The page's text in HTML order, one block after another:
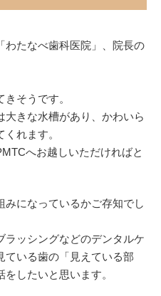
わたなべ歯科医院」、院長の
そうです。
きな水槽があり、かわいら
れます。
へお越しいただければと
みになっているかご存知でし
ラッシングなどのデンタルケ
ている歯の「見えている部
したいと思います。